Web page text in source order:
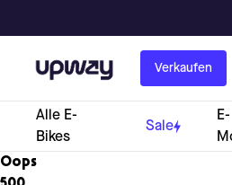
Upway Verkaufen
Alle E-
Bikes
Sale
E-
Oops